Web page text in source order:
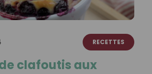
RECETTES
clafoutis aux